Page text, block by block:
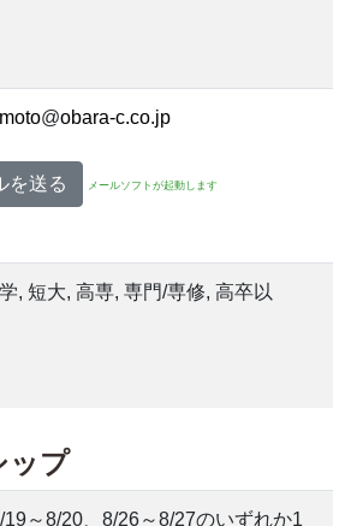
@
を送る メールソフトが起動します
, 短大, 高専, 専門/専修, 高卒以
ップ
～8/20、8/26～8/27のいずれか1